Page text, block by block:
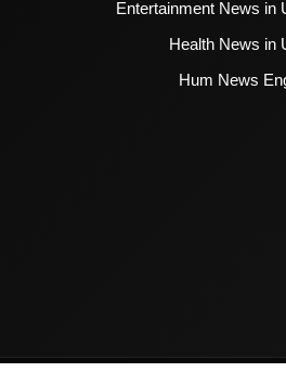
Entertainment News in
Health News in
Hum News